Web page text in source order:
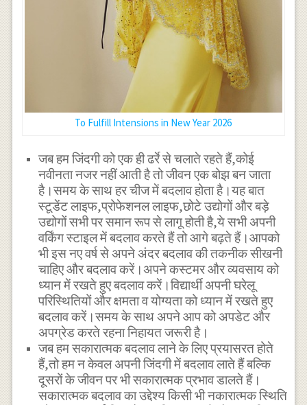
To Fulfill Intensions in New Year 2026
जब हम जिंदगी को एक ही ढर्रे से चलाते रहते हैं,कोई
नवीनता नजर नहीं आती है तो जीवन एक बोझ बन जाता
है।समय के साथ हर चीज में बदलाव होता है।यह बात
स्टूडेंट लाइफ,प्रोफेशनल लाइफ,छोटे उद्योगों और बड़े
उद्योगों सभी पर समान रूप से लागू होती है,ये सभी अपनी
वर्किंग स्टाइल में बदलाव करते हैं तो आगे बढ़ते हैं।आपको
भी इस नए वर्ष से अपने अंदर बदलाव की तकनीक सीखनी
चाहिए और बदलाव करें।अपने कस्टमर और व्यवसाय को
ध्यान में रखते हुए बदलाव करें।विद्यार्थी अपनी घरेलू
परिस्थितियों और क्षमता व योग्यता को ध्यान में रखते हुए
बदलाव करें।समय के साथ अपने आप को अपडेट और
अपग्रेड करते रहना निहायत जरूरी है।
जब हम सकारात्मक बदलाव लाने के लिए प्रयासरत होते
हैं,तो हम न केवल अपनी जिंदगी में बदलाव लाते हैं बल्कि
दूसरों के जीवन पर भी सकारात्मक प्रभाव डालते हैं।
सकारात्मक बदलाव का उद्देश्य किसी भी नकारात्मक स्थिति